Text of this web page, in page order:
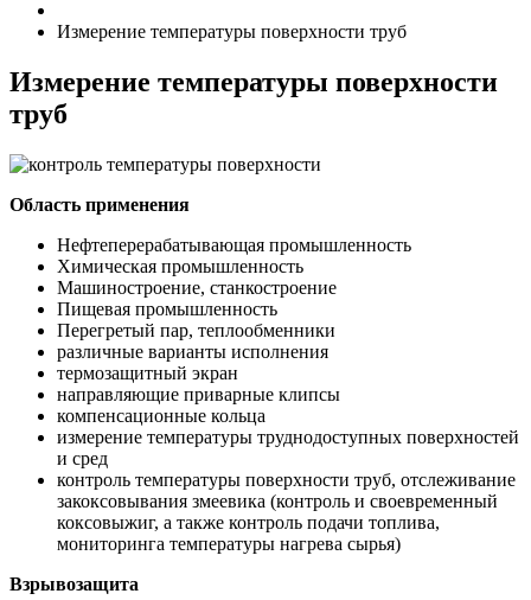
Измерение температуры поверхности труб
Измерение температуры поверхности
труб
Область применения
Нефтеперерабатывающая промышленность
Химическая промышленность
Машиностроение, станкостроение
Пищевая промышленность
Перегретый пар, теплообменники
различные варианты исполнения
термозащитный экран
направляющие приварные клипсы
компенсационные кольца
измерение температуры труднодоступных поверхностей
и сред
контроль температуры поверхности труб, отслеживание
закоксовывания змеевика (контроль и своевременный
коксовыжиг, а также контроль подачи топлива,
мониторинга температуры нагрева сырья)
Взрывозащита